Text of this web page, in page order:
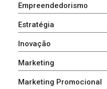
Empreendedorismo
Estratégia
Inovação
Marketing
Marketing Promocional